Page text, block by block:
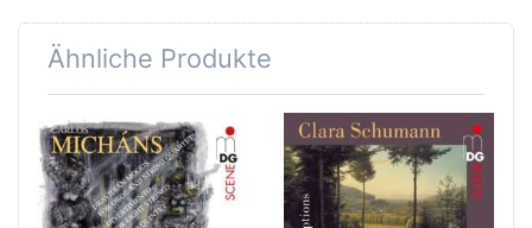
Weltende
Schönberg übertragen hat, widmet sich dem
Trauermarsch aus der „Götterdämmerung“. Dass er
ein überragender Meister des Klavierspiels ist,
zeigt seine bis in feinste Details ziselierte Partitur,
der äußerst differenzierte Gebrauch aller drei
Ähnliche Produkte